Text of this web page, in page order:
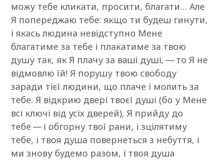
можу тебе кликати, просити, благати… Але
Я попереджаю тебе: якщо ти будеш гинути,
і якась людина невідступно Мене
благатиме за тебе і плакатиме за твою
душу так, як Я плачу за ваші душі, — то Я не
відмовлю їй! Я порушу твою свободу
заради тієї людини, що плаче і молить за
тебе. Я відкрию двері твоєї душі (бо у Мене
всі ключі від усіх дверей), Я прийду до
тебе — і обгорну твої рани, і зцілятиму
тебе, і твоя душа повернеться з небуття, і
ми знову будемо разом, і твоя душа